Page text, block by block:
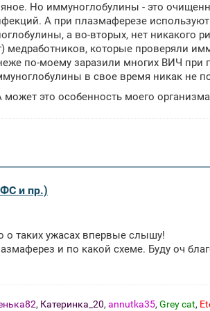
Но иммуноглобулины - это
А при плазмаферезе
а во-вторых, нет никакого
медработников, которые проверяли
по-моему заразили многих ВИЧ при
в свое время никак не
это особенность моего организма
и пр.)
о таких ужасах впервые слышу!
и по какой схеме. Буду оч
, Катеринка_20, annutka35, Grey cat,